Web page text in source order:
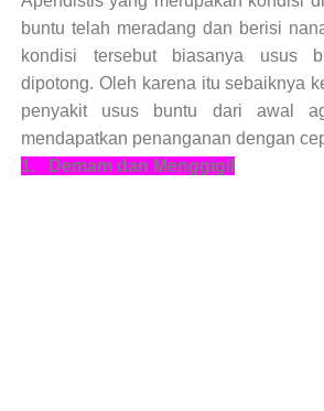
buntu telah meradang dan berisi
kondisi tersebut biasanya usus
dipotong. Oleh karena itu sebaiknya
penyakit usus buntu dari awal
mendapatkan penanganan dengan
1.
Demam dan Menggigil